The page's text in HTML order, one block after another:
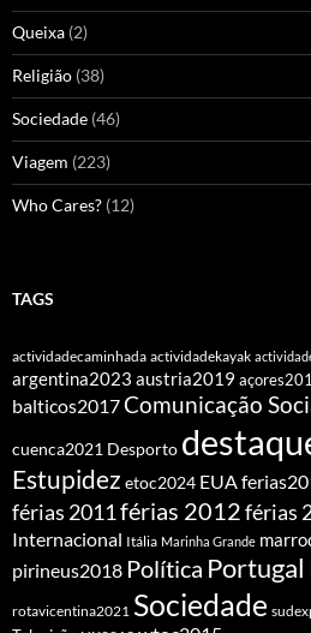
Queixa (2)
Religião (38)
Sociedade (46)
Viagem (223)
Who Cares? (12)
TAGS
actividadecaminhada actividadekayak
argentina2023 austria2019
balticos2017Comunicação
cuenca2021 Desporto
Estupidez etoc2024 EUA
férias 2011férias 2012férias
Internacional Itália Marinha Grande
pirineus2018 Política Portugal
rotavicentina2021 Sociedade